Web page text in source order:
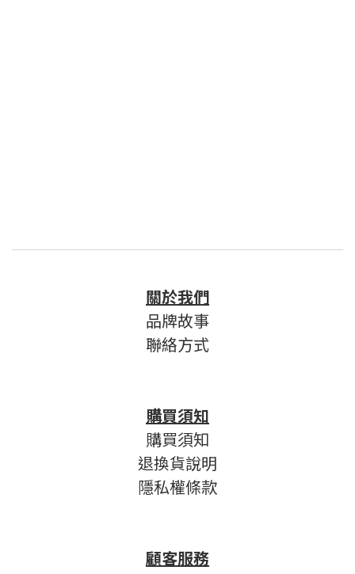
關於我們
品牌故事
聯絡方式
購買須知
購買須知
退換貨說明
隱私權條款
顧客服務